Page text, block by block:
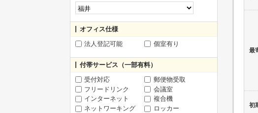
オフィス仕様
法人登記可能
個室有り
付帯サービス（一部有料）
受付対応
郵便物受取
フリードリンク
会議室
インターネット
複合機
ネットワーキング
ロッカー
最
初